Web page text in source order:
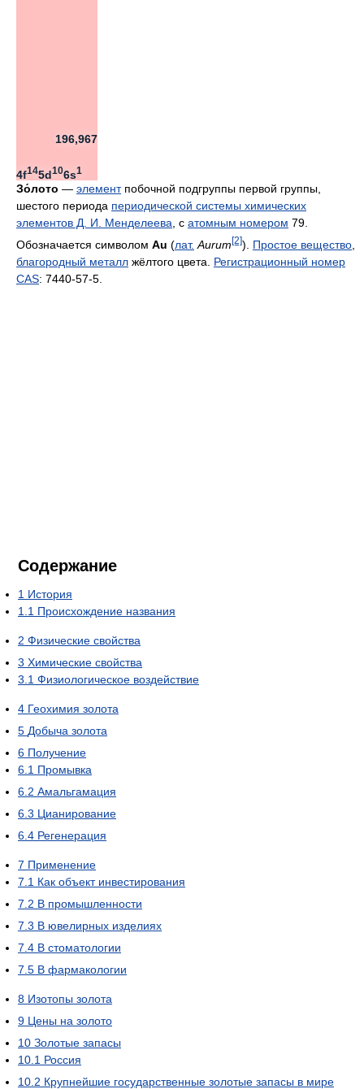
196,967
4f145d106s1
Зо́лото — элементпобочной подгруппы первой группы,
шестого периода периодической системы химических
элементов Д. И. Менделеева , с атомным номером 79.
Обозначается символом Au (лат. Aurum[2]). Простое вещество
благородный металл жёлтого цвета. Регистрационный номер
CAS: 7440-57-5.
Содержание
1 История
1.1 Происхождение названия
2 Физические свойства
3 Химические свойства
3.1 Физиологическое воздействие
4 Геохимия золота
5 Добыча золота
6 Получение
6.1 Промывка
6.2 Амальгамация
6.3 Цианирование
6.4 Регенерация
7 Применение
7.1 Как объект инвестирования
7.2 В промышленности
7.3 В ювелирных изделиях
7.4 В стоматологии
7.5 В фармакологии
8 Изотопы золота
9 Цены на золото
10 Золотые запасы
10.1 Россия
10.2 Крупнейшие государственные золотые запасы в мире